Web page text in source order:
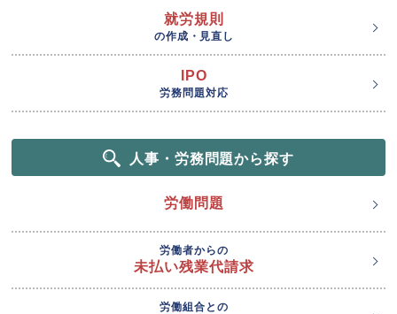
就労規則
の作成・見直し
IPO
労務問題対応
人事・労務問題から探す
労働問題
労働者からの
未払い残業代請求
労働組合との